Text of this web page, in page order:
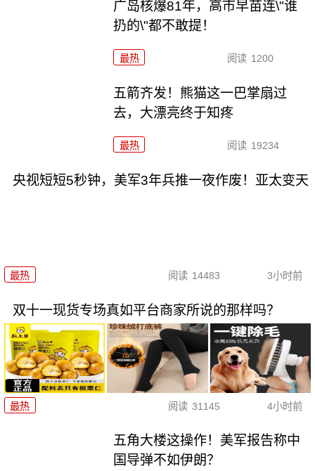
广岛核爆81年，高市早苗连\"谁
扔的\"都不敢提！
最热 阅读 1200
五箭齐发！熊猫这一巴掌扇过
去，大漂亮终于知疼
最热 阅读 19234
央视短短5秒钟，美军3年兵推一夜作废！亚太变天
最热 阅读 14483 3小时前
双十一现货专场真如平台商家所说的那样吗？
最热 阅读 31145 4小时前
五角大楼这操作！美军报告称中
国导弹不如伊朗？